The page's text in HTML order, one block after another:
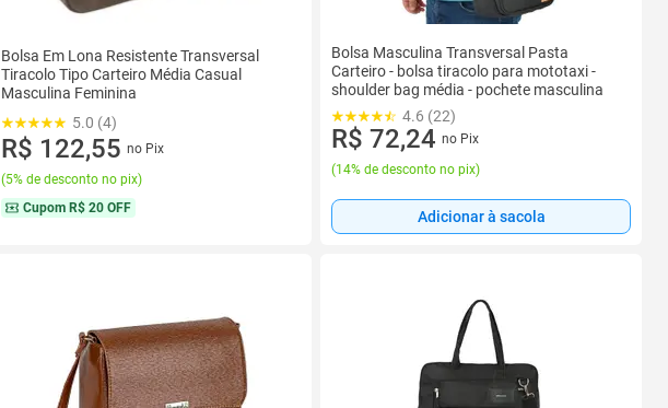
Bolsa Em Lona Resistente Transversal
Tiracolo Tipo Carteiro Média Casual
Masculina Feminina
5.0 (4)
R$ 122,55 no Pix
(5% de desconto no pix)
Cupom R$ 20 OFF
Bolsa Masculina Transversal Pasta
Carteiro - bolsa tiracolo para mototaxi -
shoulder bag média - pochete masculina
4.6 (22)
R$ 72,24 no Pix
(14% de desconto no pix)
Adicionar à sacola